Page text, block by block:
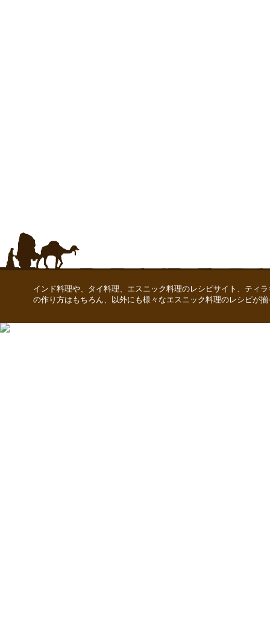
インド料理や、タイ料理、エスニック料理のレシピサイト、ティ
の作り方はもちろん、以外にも様々なエスニック料理のレシピが